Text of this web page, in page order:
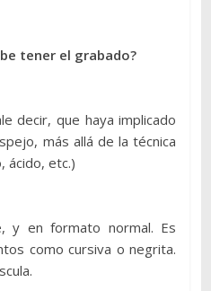
tener el grabado?
decir, que haya implicado
más allá de la técnica
ácido, etc.)
y en formato normal. Es
como cursiva o negrita.